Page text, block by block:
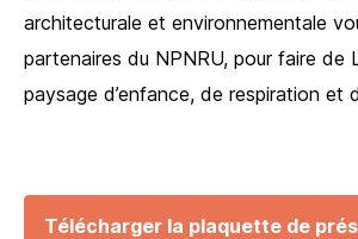
architecturale et environnementale
partenaires du NPNRU, pour faire de
paysage d’enfance, de respiration et
Télécharger la plaquette de